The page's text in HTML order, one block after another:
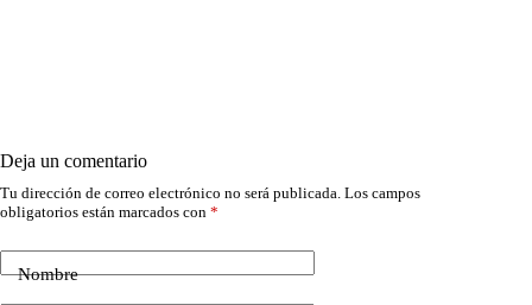
Deja un comentario
Tu dirección de correo electrónico no será publicada. Los campos
obligatorios están marcados con *
Nombre